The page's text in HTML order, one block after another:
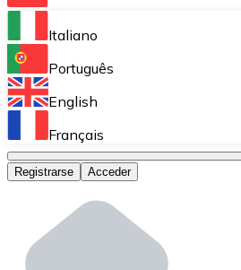
Bitnovo Ramp
Integra nuestra solución en tu
Bitnovo Giftcards
Bitnovo OTC
Bitnovo ATM
Integra un ATM Bitnovo en
Italiano
Português
English
Français
Registrarse Acceder